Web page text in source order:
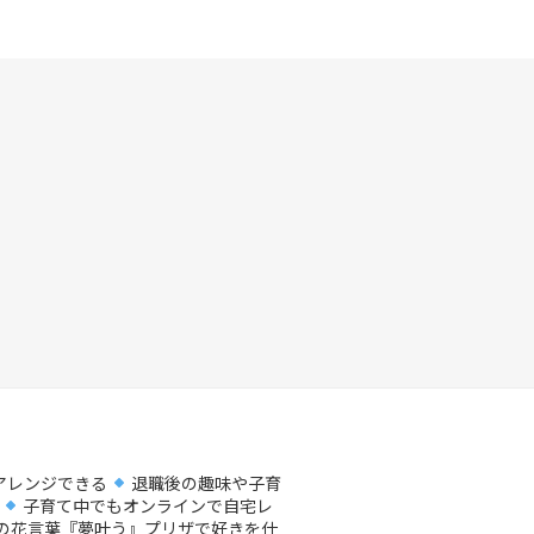
レンジできる
退職後の趣味や子育
子育て中でもオンラインで自宅レ
花言葉『夢叶う』プリザで好きを仕